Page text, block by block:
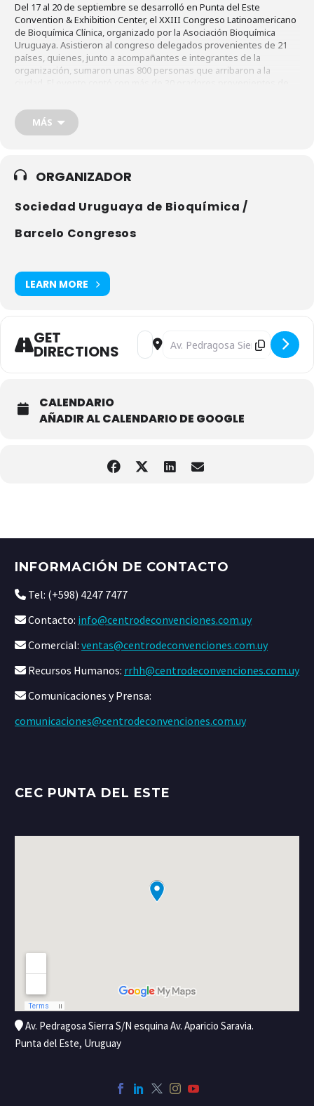
Del 17 al 20 de septiembre se desarrolló en Punta del Este
Convention & Exhibition Center, el XXIII Congreso Latinoamericano
de Bioquímica Clínica, organizado por la Asociación Bioquímica
Uruguaya. Asistieron al congreso delegados provenientes de 21
países, quienes, junto a acompañantes e integrantes de la
organización, sumaron unas 800 personas que arribaron a la
Guatemala, EEUU, y Paraguay, así como delegados de Uruguay y
toda Latinoamérica, quienes tomaron un promedio de 3 noches en
diferentes hoteles de Punta del Este. Aún, con la nutrida agenda de
agencia de turismo elegida por la organización, realizó más de 60
tours, siendo el clásico Tour de Punta del Este el más elegido entre
MÁS
ORGANIZADOR
Sociedad Uruguaya de Bioquímica /
Barcelo Congresos
LEARN MORE
GET
DIRECTIONS
Address - 23° Congreso
Destination Address - 23°
CALENDARIO
AÑADIR AL CALENDARIO DE GOOGLE
INFORMACIÓN DE CONTACTO
Tel: (+598) 4247 7477
Contacto: info@centrodeconvenciones.com.uy
Comercial: ventas@centrodeconvenciones.com.uy
Recursos Humanos: rrhh@centrodeconvenciones.com.uy
Comunicaciones y Prensa:
comunicaciones@centrodeconvenciones.com.uy
CEC PUNTA DEL ESTE
Av. Pedragosa Sierra S/N esquina Av. Aparicio Saravia.
Punta del Este, Uruguay